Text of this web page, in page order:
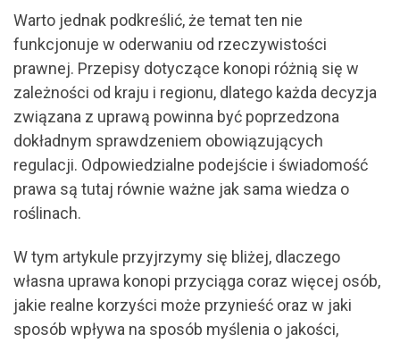
Warto jednak podkreślić, że temat ten nie
funkcjonuje w oderwaniu od rzeczywistości
prawnej. Przepisy dotyczące konopi różnią się w
zależności od kraju i regionu, dlatego każda decyzja
związana z uprawą powinna być poprzedzona
dokładnym sprawdzeniem obowiązujących
regulacji. Odpowiedzialne podejście i świadomość
prawa są tutaj równie ważne jak sama wiedza o
roślinach.
W tym artykule przyjrzymy się bliżej, dlaczego
własna uprawa konopi przyciąga coraz więcej osób,
jakie realne korzyści może przynieść oraz w jaki
sposób wpływa na sposób myślenia o jakości,